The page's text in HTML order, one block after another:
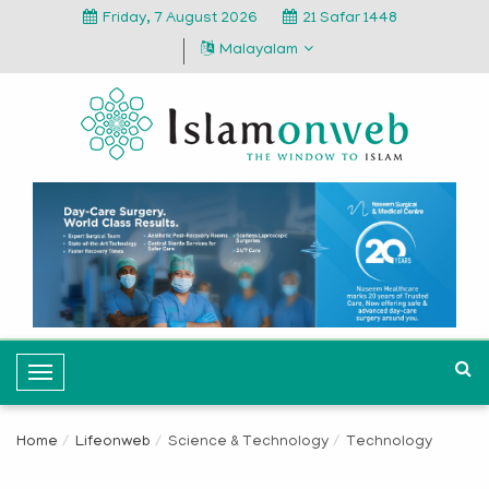
Friday, 7 August 2026
21 Safar 1448
Malayalam
T
o
Home Lifeonweb Science & Technology Technology